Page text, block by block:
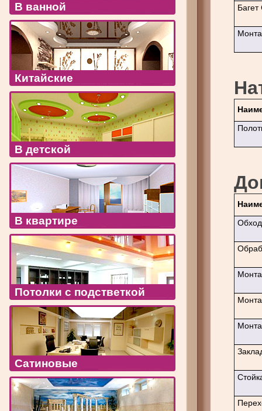
В ванной
Китайские
В детской
В квартире
Потолки с подстветкой
Сатиновые